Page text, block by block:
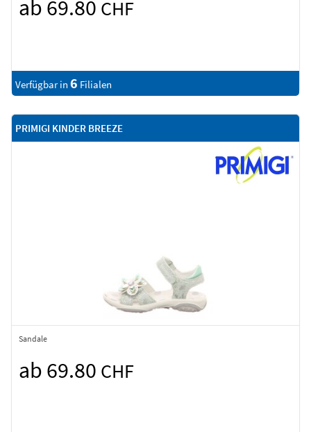
ab 69.80 CHF
Verfügbar in 6 Filialen
PRIMIGI KINDER BREEZE
Sandale
ab 69.80 CHF